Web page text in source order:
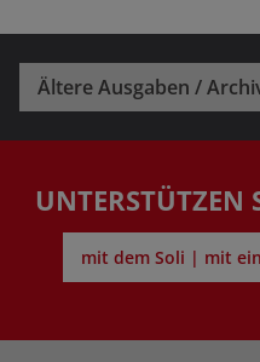
Ältere Ausgaben /
UNTERSTÜTZEN
mit dem Soli | mit